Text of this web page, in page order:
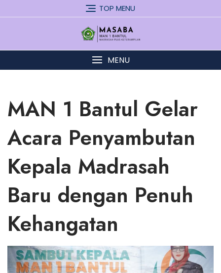
to
TOP MENU
MENU
MAN 1 Bantul Gelar
Acara Penyambutan
Kepala Madrasah
Baru dengan Penuh
Kehangatan